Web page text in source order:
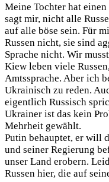
Meine Tochter hat
sagt mir, nicht alle
auf alle böse sein. Für
Russen nicht, sie sind
Sprache nicht. Wir
Kiew leben viele
Amtssprache. Aber ich
Ukrainisch zu reden.
eigentlich Russisch
Ukrainer ist das kein
Mehrheit gewählt.
Putin behauptet, er will
und seiner Regierung
unser Land erobern.
Russen hier, die auf